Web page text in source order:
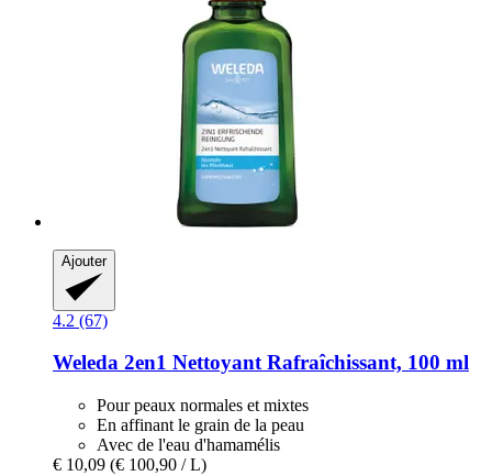
Ajouter
4.2 (67)
Weleda 2en1 Nettoyant Rafraîchissant, 100 ml
Pour peaux normales et mixtes
En affinant le grain de la peau
Avec de l'eau d'hamamélis
€ 10,09 (€ 100,90 / L)